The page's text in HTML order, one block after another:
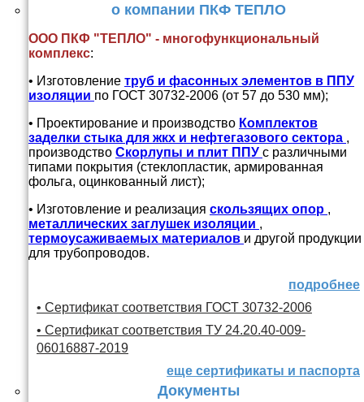
о компании ПКФ ТЕПЛО
ООО ПКФ "ТЕПЛО" - многофункциональный
комплекс:
• Изготовление труб и фасонных элементов в ППУ
изоляции по ГОСТ 30732-2006 (от 57 до 530 мм);
• Проектирование и производство Комплектов
заделки стыка для жкх и нефтегазового сектора ,
производство Скорлупы и плит ППУ с различными
типами покрытия (стеклопластик, армированная
фольга, оцинкованный лист);
• Изготовление и реализация скользящих опор ,
металлических заглушек изоляции ,
термоусаживаемых материалов и другой продукции
для трубопроводов.
подробнее
• Сертификат соответствия ГОСТ 30732-2006
• Сертификат соответствия ТУ 24.20.40-009-
06016887-2019
еще сертификаты и паспорта
Документы